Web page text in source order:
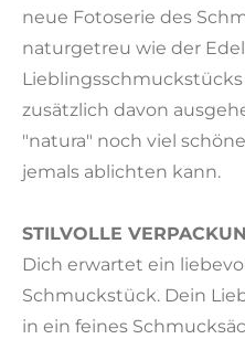
neue Fotoserie des
naturgetreu wie der
zusätzlich davon
"natura" noch viel
jemals ablichten kann.
STILVOLLE
Dich erwartet ein
Schmuckstück. Dein
in ein feines